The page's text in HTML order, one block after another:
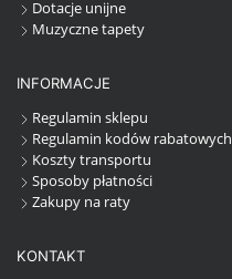
Dotacje unijne
Muzyczne tapety
INFORMACJE
Regulamin sklepu
Regulamin kodów rabatowych
Koszty transportu
Sposoby płatności
Zakupy na raty
KONTAKT